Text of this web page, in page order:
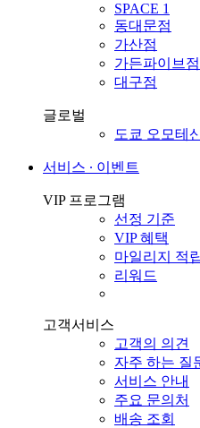
SPACE 1
동대문점
가산점
가든파이브점
대구점
글로벌
도쿄 오모테
서비스 ∙ 이벤트
VIP 프로그램
선정 기준
VIP 혜택
마일리지 적
리워드
고객서비스
고객의 의견
자주 하는 질
서비스 안내
주요 문의처
배송 조회